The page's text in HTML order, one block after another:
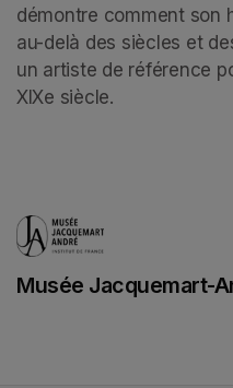
démontre comment son
au-delà des siècles et
un artiste de référence
XIXe siècle.
Musée Jacquemart-